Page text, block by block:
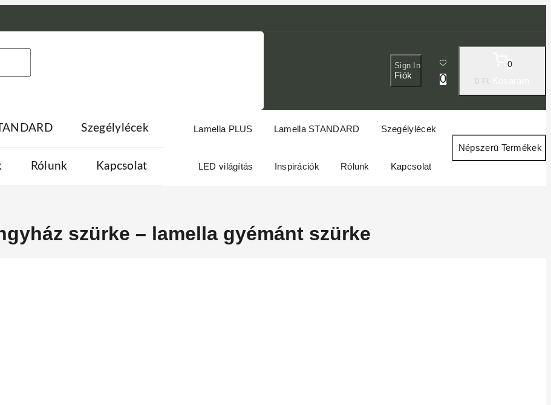
Sign In
Fiók 0
0
0 Ft
Szegélylécek
Rólunk Kapcsolat
Lamella PLUS Lamella STANDARD Szegélylécek
LED világítás Inspirációk Rólunk Kapcsolat
Népszerū Termékek
szürke – lamella gyémánt szürke